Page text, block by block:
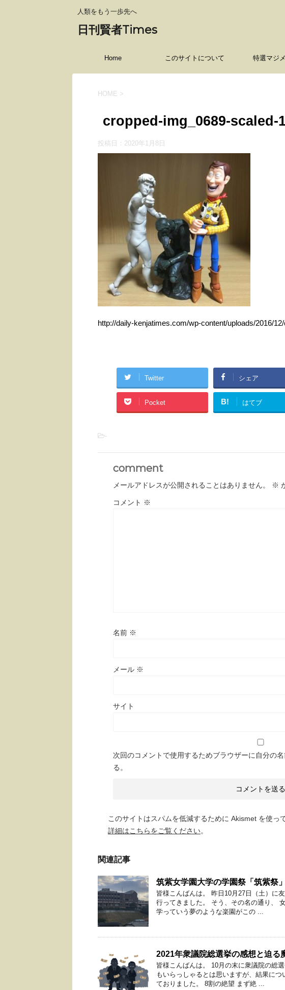
人類をもう一歩先へ
日刊賢者Times
Home このサイトについて 特選マジ
HOME >
cropped-img_0689-scaled-
投稿日： 2020年1月8日
http://daily-kenjatimes.com/wp-content/uploads/2016/
Twitter シェア
Pocket B! はてブ
-
comment
メールアドレスが公開されることはありません。 ※
コメント ※
名前 ※
メール ※
サイト
次回のコメントで使用するためブラウザーに自分の
る。
このサイトはスパムを低減するために Akismet を使っ
詳細はこちらをご覧ください。
関連記事
筑紫女学園大学の学園祭「筑紫祭
皆様こんばんは。 昨日10月27日（土）に
行ってきました。 そう、その名の通り、
学っていう夢のような楽園がこの ...
2021年衆議院総選挙の感想と迫る
皆様こんばんは。 10月の末に衆議院の総
もいらっしゃるとは思いますが、結果に
ておりました。 8割の絶望 まず絶 ...